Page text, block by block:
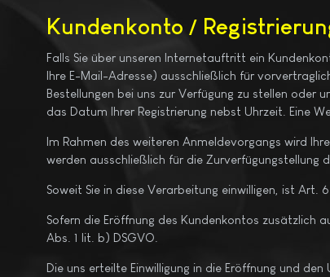
Kundenkonto /
Falls Sie über unseren Internetauftritt ein
Ihre E-Mail-Adresse) ausschließlich für
Bestellungen bei uns zur Verfügung zu stellen oder
das Datum Ihrer Registrierung nebst Uhrzeit. Eine
Im Rahmen des weiteren Anmeldevorgangs wird
werden ausschließlich für die Zurverfügungstellung
Soweit Sie in diese Verarbeitung einwilligen, ist Art.
Sofern die Eröffnung des Kundenkontos zusätzlich
Abs. 1 lit. b) DSGVO.
Die uns erteilte Einwilligung in die Eröffnung und